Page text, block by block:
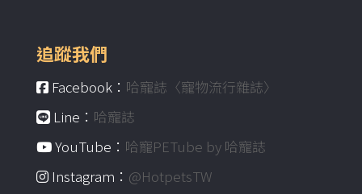
追蹤我們
Facebook： 哈寵誌〈寵物流行雜誌〉
Line： 哈寵誌
YouTube： 哈寵PETube by 哈寵誌
Instagram： @HotpetsTW